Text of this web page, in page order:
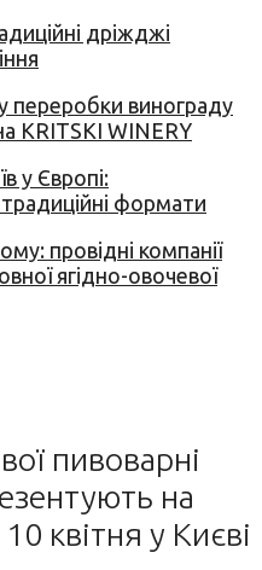
дріжджі
переробки винограду
KRITSKI WINERY
у Європі:
традиційні формати
провідні компанії
ягідно-овочевої
пивоварні
на
квітня у Києві